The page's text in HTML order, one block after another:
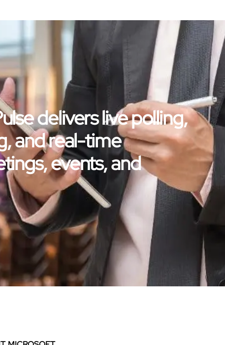
delivers live polling,
and real-time
events, and